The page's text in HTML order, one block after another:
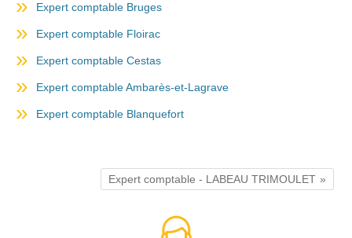
Expert comptable Bruges
Expert comptable Floirac
Expert comptable Cestas
Expert comptable Ambarès-et-Lagrave
Expert comptable Blanquefort
Expert comptable - LABEAU TRIMOULET